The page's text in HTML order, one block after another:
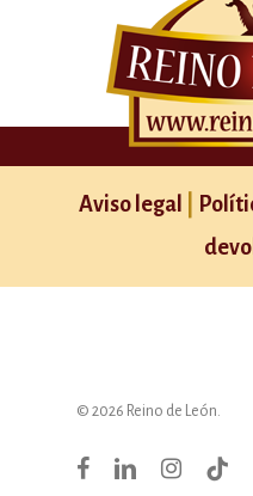
Aviso legal
© 2026 Reino de León.
facebooklinkedininstagram
tiktok